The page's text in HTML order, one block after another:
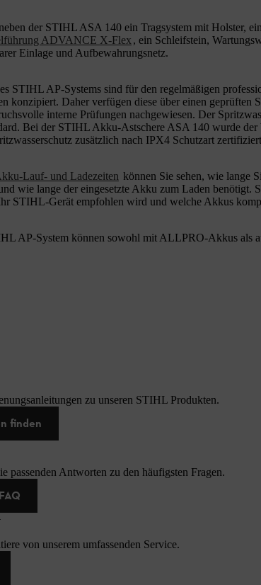
der STIHL ASA 140 ein Tragsystem mit Holster,
ADVANCE X-Flex , ein Schleifstein,
Einlage und Aufbewahrungsnetz.
STIHL AP-Systems sind für den regelmäßigen
konzipiert. Daher verfügen diese über einen geprüften
interne Prüfungen nachgewiesen. Der
Bei der STIHL Akku-Astschere ASA 140 wurde der
zusätzlich nach IPX4 Schutzart
Lauf- und Ladezeiten können Sie sehen, wie lange
wie lange der eingesetzte Akku zum Laden benötigt.
STIHL-Gerät empfohlen wird und welche Akkus
AP-System können sowohl mit ALLPRO-Akkus als
zu unseren STIHL Produkten.
finden
passenden Antworten zu den häufigsten Fragen.
von unserem umfassenden Service.